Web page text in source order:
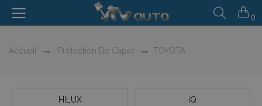
0
Accueil Protection De Capot TOYOTA
HILUX iQ